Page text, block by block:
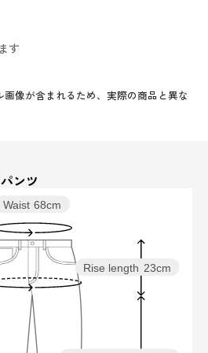
す
像が含まれるため、実際の商品と異な
ンツ
Rise length 23cm
Waist 68cm